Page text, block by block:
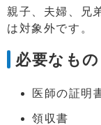
親子、夫婦、兄
は対象外です。
必要なもの
医師の証明
領収書